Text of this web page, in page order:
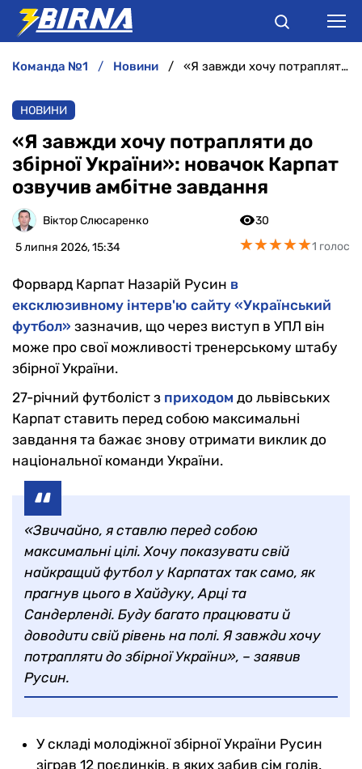
АНАЛІТИКА
ІНТЕРВ'Ю
РІЗНЕ
команда №1 новини «Я завжди хочу потрапляти до збірної України»: новачок Карпат озвучив амбітне завдання
НОВИНИ
«Я завжди хочу потрапляти до
збірної України»: новачок Карпат
озвучив амбітне завдання
Віктор Слюсаренко
5 липня 2026, 15:34
30
★★★★★
★★★★★1 голос
Форвард Карпат Назарій Русин в
ексклюзивному інтерв'ю сайту «Український
футбол» зазначив, що через виступ в УПЛ він
може про свої можливості тренерському штабу
збірної України.
27-річний футболіст з приходом до львівських
Карпат ставить перед собою максимальні
завдання та бажає знову отримати виклик до
національної команди України.
«Звичайно, я ставлю перед собою
максимальні цілі. Хочу показувати свій
найкращий футбол у Карпатах так само, як
прагнув цього в Хайдуку, Арці та
Сандерленді. Буду багато працювати й
доводити свій рівень на полі. Я завжди хочу
потрапляти до збірної України», – заявив
Русин.
У складі молодіжної збірної України Русин
зіграв 12 поєдинків, в яких забив сім голів.